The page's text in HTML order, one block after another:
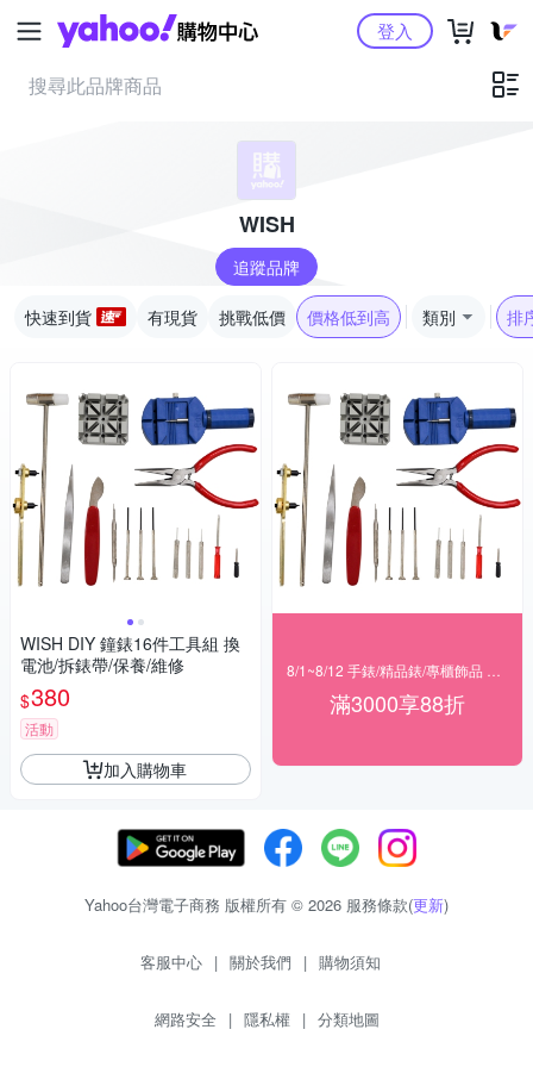
Yahoo購物中心登入
WISH
追蹤品牌
快速到貨 有現貨 挑戰低價 價格低到高 類別 排
WISH DIY 鐘錶16件工具組 換
電池/拆錶帶/保養/維修
$380
活動
加入購物車
滿3000享88折
Yahoo台灣電子商務 版權所有 © 2026 服務條款(更新)
客服中心 | 關於我們 | 購物須知
網路安全 | 隱私權 | 分類地圖